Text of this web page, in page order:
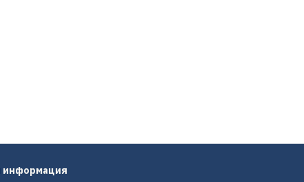
информация